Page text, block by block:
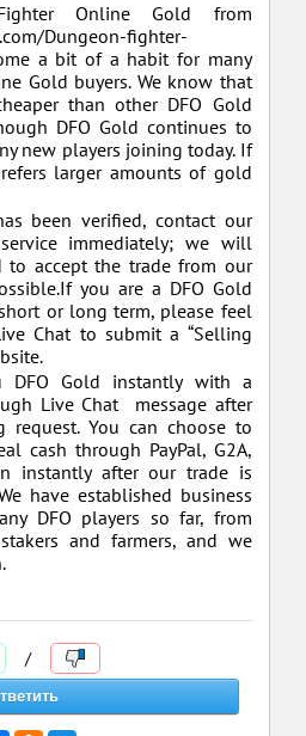
Online Gold from
Dungeon-fighter-
a bit of a habit for many
Gold buyers. We know that
than other DFO Gold
DFO Gold continues to
new players joining today. If
larger amounts of gold
been verified, contact our
immediately; we will
accept the trade from our
you are a DFO Gold
or long term, please feel
Chat to submit a “Selling
DFO Gold instantly with a
Live Chat message after
request. You can choose to
cash through PayPal, G2A,
instantly after our trade is
have established business
DFO players so far, from
and farmers, and we
/